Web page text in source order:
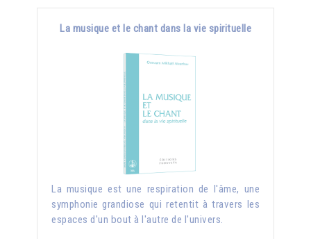
La musique et le chant dans la vie spirituelle
La musique est une respiration de l'âme, une
symphonie grandiose qui retentit à travers les
espaces d'un bout à l'autre de l'univers.